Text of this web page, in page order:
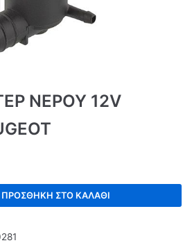
ΝΕΡΟΥ 12V
ΠΡΟΣΘΉΚΗ ΣΤΟ ΚΑΛΆΘΙ